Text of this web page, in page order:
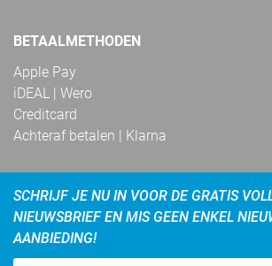
BETAALMETHODEN
Apple Pay
iDEAL | Wero
Creditcard
Achteraf betalen | Klarna
SCHRIJF JE NU IN VOOR DE GRATIS
NIEUWSBRIEF EN MIS GEEN ENKEL
AANBIEDING!